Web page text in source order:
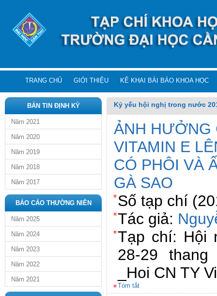
TRANG CHỦ GIỚI THIỆU KÊ KHAI BÀI BÁO KHOA HỌC
BẢN TIN ĐỊNH KỲ
Năm 2021
Năm 2020
Năm 2019
Năm 2018
Năm 2017
BÁO CÁO THƯỜNG NIÊN
Năm 2025
Năm 2024
Năm 2023
Năm 2022
Năm 2021
Kỷ yếu hội nghị trong nước
ẢNH HƯỞNG
VITAMIN E
CÓ PHÔI VÀ
GÀ SAO
Số tạp chí
Tác giả:
Tạp chí: Hội
28-29
_Hoi CN TY
Tóm tắt